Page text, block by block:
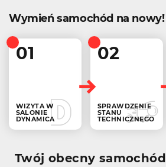
Wymień samochód na nowy!
01
WIZYTA W
SALONIE
DYNAMICA
02
SPRAWDZENIE
STANU
TECHNICZNEGO
Twój obecny samochód